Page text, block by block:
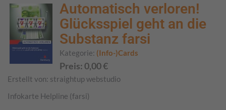
Automatisch verloren!
Glücksspiel geht an die
Substanz farsi
Kategorie: (Info-)Cards
Preis: 0,00€
Erstellt von: straightup webstudio
Infokarte Helpline (farsi)